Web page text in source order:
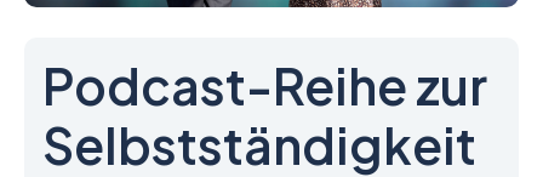
Podcast-Reihe zur
Selbstständigkeit